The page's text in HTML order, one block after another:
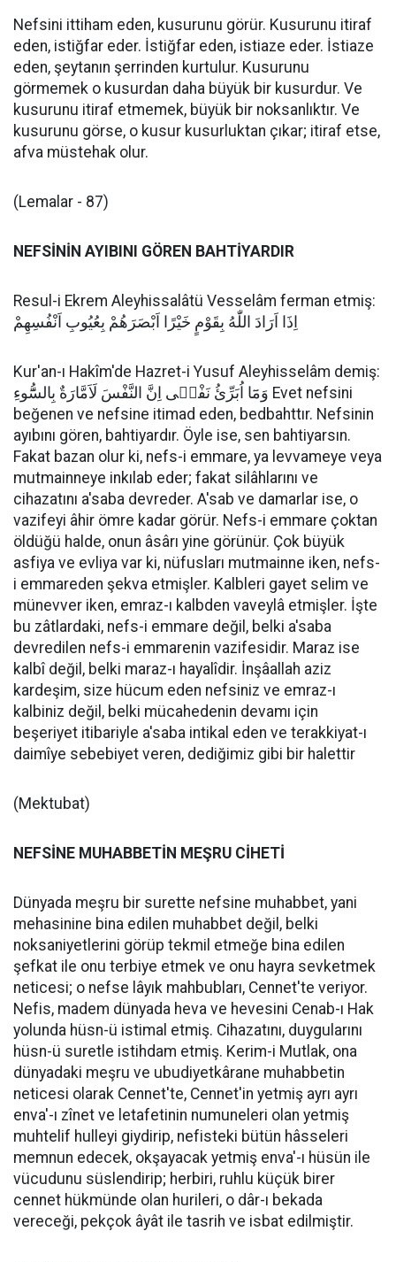
Nefsini ittiham eden, kusurunu görür. Kusurunu itiraf
eden, istiğfar eder. İstiğfar eden, istiaze eder. İstiaze
eden, şeytanın şerrinden kurtulur. Kusurunu
görmemek o kusurdan daha büyük bir kusurdur. Ve
kusurunu itiraf etmemek, büyük bir noksanlıktır. Ve
kusurunu görse, o kusur kusurluktan çıkar; itiraf etse,
afva müstehak olur.
(Lemalar - 87)
NEFSİNİN AYIBINI GÖREN BAHTİYARDIR
Resul-i Ekrem Aleyhissalâtü Vesselâm ferman etmiş:
اِذَا اَرَادَ اللّٰهُ بِقَوْمٍ خَيْرًا اَبْصَرَهُمْ بِعُيُوبِ اَنْفُسِهِمْ
Kur'an-ı Hakîm'de Hazret-i Yusuf Aleyhisselâm demiş:
وَمَٓا اُبَرِّئُ نَفْس۪ى اِنَّ النَّفْسَ لَاَمَّارَةٌ بِالسُّٓوءِ Evet nefsini
beğenen ve nefsine itimad eden, bedbahttır. Nefsinin
ayıbını gören, bahtiyardır. Öyle ise, sen bahtiyarsın.
Fakat bazan olur ki, nefs-i emmare, ya levvameye veya
mutmainneye inkılab eder; fakat silâhlarını ve
cihazatını a'saba devreder. A'sab ve damarlar ise, o
vazifeyi âhir ömre kadar görür. Nefs-i emmare çoktan
öldüğü halde, onun âsârı yine görünür. Çok büyük
asfiya ve evliya var ki, nüfusları mutmainne iken, nefs-
i emmareden şekva etmişler. Kalbleri gayet selim ve
münevver iken, emraz-ı kalbden vaveylâ etmişler. İşte
bu zâtlardaki, nefs-i emmare değil, belki a'saba
devredilen nefs-i emmarenin vazifesidir. Maraz ise
kalbî değil, belki maraz-ı hayalîdir. İnşâallah aziz
kardeşim, size hücum eden nefsiniz ve emraz-ı
kalbiniz değil, belki mücahedenin devamı için
beşeriyet itibariyle a'saba intikal eden ve terakkiyat-ı
daimîye sebebiyet veren, dediğimiz gibi bir halettir
(Mektubat)
NEFSİNE MUHABBETİN MEŞRU CİHETİ
Dünyada meşru bir surette nefsine muhabbet, yani
mehasinine bina edilen muhabbet değil, belki
noksaniyetlerini görüp tekmil etmeğe bina edilen
şefkat ile onu terbiye etmek ve onu hayra sevketmek
neticesi; o nefse lâyık mahbubları, Cennet'te veriyor.
Nefis, madem dünyada heva ve hevesini Cenab-ı Hak
yolunda hüsn-ü istimal etmiş. Cihazatını, duygularını
hüsn-ü suretle istihdam etmiş. Kerim-i Mutlak, ona
dünyadaki meşru ve ubudiyetkârane muhabbetin
neticesi olarak Cennet'te, Cennet'in yetmiş ayrı ayrı
enva'-ı zînet ve letafetinin numuneleri olan yetmiş
muhtelif hulleyi giydirip, nefisteki bütün hâsseleri
memnun edecek, okşayacak yetmiş enva'-ı hüsün ile
vücudunu süslendirip; herbiri, ruhlu küçük birer
cennet hükmünde olan hurileri, o dâr-ı bekada
vereceği, pekçok âyât ile tasrih ve isbat edilmiştir.